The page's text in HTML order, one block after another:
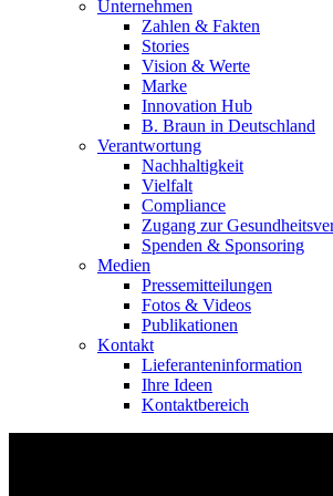
Unternehmen
Zahlen & Fakten
Stories
Vision & Werte
Marke
Innovation Hub
B. Braun in Deutschland
Verantwortung
Nachhaltigkeit
Vielfalt
Compliance
Zugang zur
Spenden & Sponsoring
Medien
Pressemitteilungen
Fotos & Videos
Publikationen
Kontakt
Lieferanteninformation
Ihre Ideen
Kontaktbereich